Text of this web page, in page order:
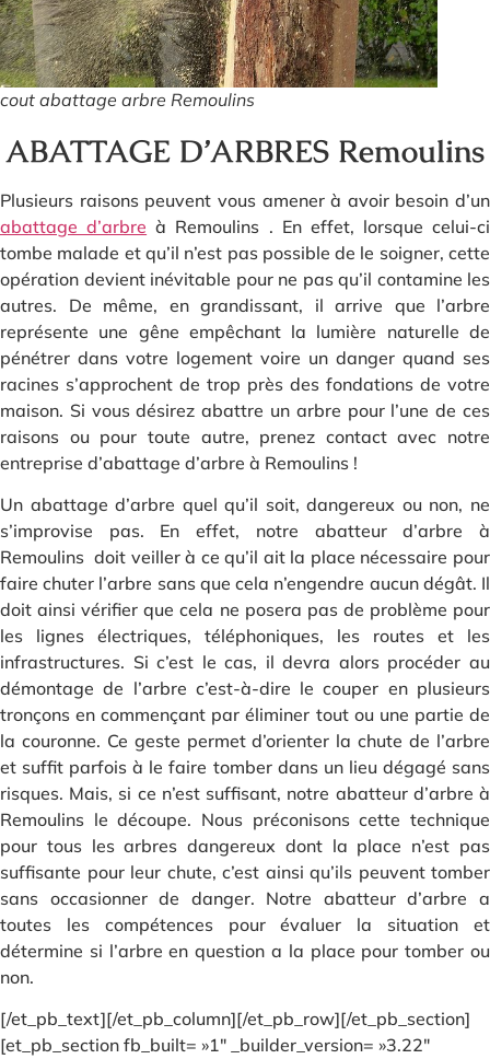
cout abattage arbre Remoulins
ABATTAGE D’ARBRES Remoulins
Plusieurs raisons peuvent vous amener à avoir besoin d’un
abattage d’arbre à Remoulins . En effet, lorsque celui-ci
tombe malade et qu’il n’est pas possible de le soigner, cette
opération devient inévitable pour ne pas qu’il contamine les
autres. De même, en grandissant, il arrive que l’arbre
représente une gêne empêchant la lumière naturelle de
pénétrer dans votre logement voire un danger quand ses
racines s’approchent de trop près des fondations de votre
maison. Si vous désirez abattre un arbre pour l’une de ces
raisons ou pour toute autre, prenez contact avec notre
entreprise d’abattage d’arbre à Remoulins !
Un abattage d’arbre quel qu’il soit, dangereux ou non, ne
s’improvise pas. En effet, notre abatteur d’arbre à
Remoulins doit veiller à ce qu’il ait la place nécessaire pour
faire chuter l’arbre sans que cela n’engendre aucun dégât. Il
doit ainsi vérifier que cela ne posera pas de problème pour
les lignes électriques, téléphoniques, les routes et les
infrastructures. Si c’est le cas, il devra alors procéder au
démontage de l’arbre c’est-à-dire le couper en plusieurs
tronçons en commençant par éliminer tout ou une partie de
la couronne. Ce geste permet d’orienter la chute de l’arbre
et suffit parfois à le faire tomber dans un lieu dégagé sans
risques. Mais, si ce n’est suffisant, notre abatteur d’arbre à
Remoulins le découpe. Nous préconisons cette technique
pour tous les arbres dangereux dont la place n’est pas
suffisante pour leur chute, c’est ainsi qu’ils peuvent tomber
sans occasionner de danger. Notre abatteur d’arbre a
toutes les compétences pour évaluer la situation et
détermine si l’arbre en question a la place pour tomber ou
non.
[/et_pb_text][/et_pb_column][/et_pb_row][/et_pb_section]
[et_pb_section fb_built= »1″ _builder_version= »3.22″